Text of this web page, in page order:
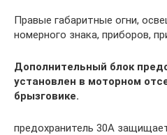
Правые габаритные огни,
номерного знака, прибо­ров,
Дополнительный блок
установлен в моторном
брызговике.
предохранитель 30А